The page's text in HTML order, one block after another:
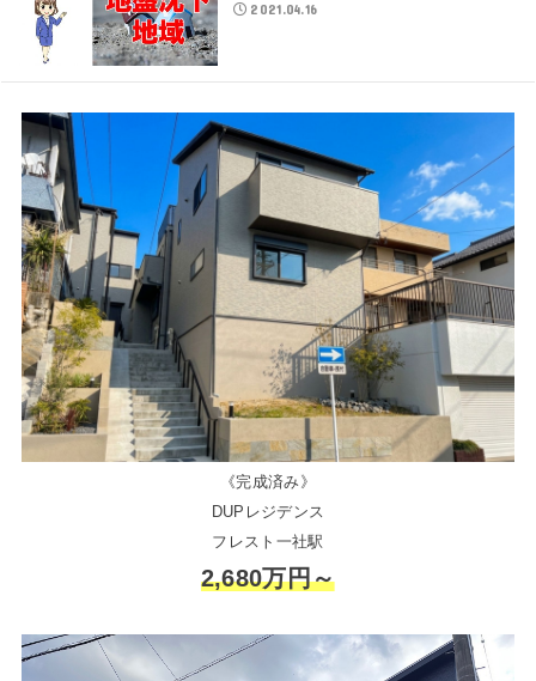
2021.04.16
《完成済み》
DUPレジデンス
フレスト一社駅
2,680万円～